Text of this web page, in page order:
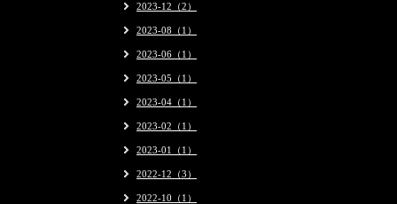
2023-12（2）
2023-08（1）
2023-06（1）
2023-05（1）
2023-04（1）
2023-02（1）
2023-01（1）
2022-12（3）
2022-10（1）